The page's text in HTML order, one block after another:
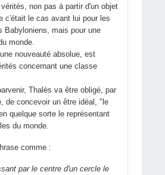
non pas à partir d'un objet
c'était le cas avant lui pour les
Babyloniens, mais pour une
monde.
nouveauté absolue, est
concernant une classe
Thalès va être obligé, par
de concevoir un être idéal, "le
quelque sorte le représentant
du monde.
comme :
par le centre d'un cercle le